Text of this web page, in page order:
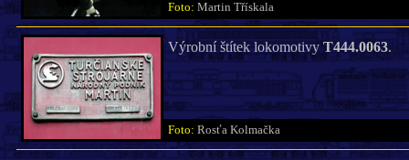
Foto: Martin Třískala
Výrobní štítek lokomotivyT444.0063.
Foto: Rosťa Kolmačka